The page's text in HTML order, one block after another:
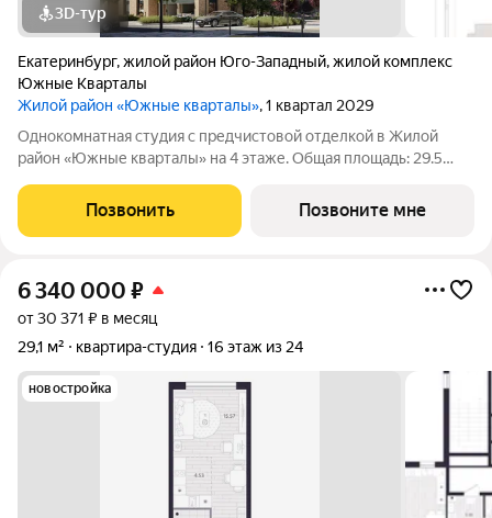
3D-тур
Екатеринбург,жилой район Юго-Западный,жилой комплекс
Южные Кварталы
Жилой район «Южные кварталы», 1 квартал 2029
Однокомнатная студия с предчистовой отделкой в Жилой
район «Южные кварталы» на 4 этаже. Общая площадь: 29.5
под кухонную зону. Все окна выходят на одну сторону. В
квартире один
Позвонить Позвоните мне
6 340 000 ₽
от 30 371 ₽ в месяц
29,1 м²
квартира-студия 16 этаж из 24
новостройка